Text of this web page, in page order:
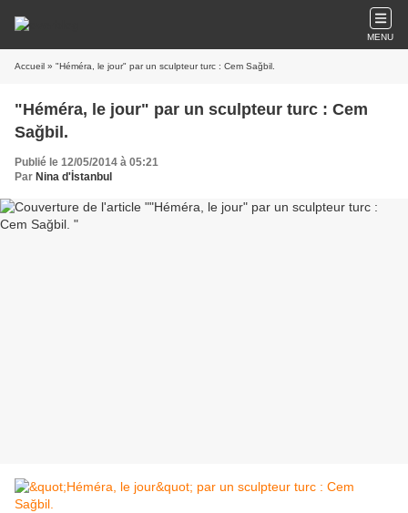
MENU
Accueil » "Héméra, le jour" par un sculpteur turc : Cem Sağbil.
"Héméra, le jour" par un sculpteur turc : Cem
Sağbil.
Publié le 12/05/2014 à 05:21
Par Nina d'İstanbul